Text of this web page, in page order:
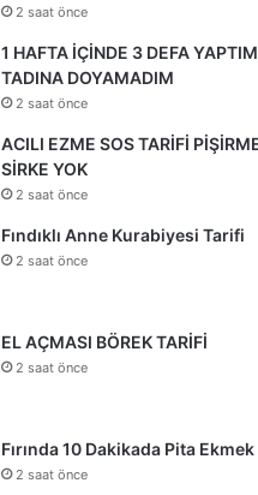
2 saat önce
1 HAFTA İÇİNDE 3 DEFA
TADINA DOYAMADIM
2 saat önce
ACILI EZME SOS TARİFİ
SİRKE YOK
2 saat önce
Fındıklı Anne Kurabiyesi Tarifi
2 saat önce
EL AÇMASI BÖREK TARİFİ
2 saat önce
Fırında 10 Dakikada Pita Ekmek
2 saat önce